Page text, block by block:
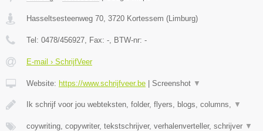
Hasseltsesteenweg 70 3720 Kortessem (Limburg)
Tel: 0478/456927 , Fax: - , BTW-nr: -
E-mail › SchrijfVeer
Website: https://www.schrijfveer.be | Screenshot ▼
Ik schrijf voor jou webteksten, folder, flyers, blogs, columns, ▼
coywriting, copywriter, tekstschrijver, verhalenverteller, schrijver ▼